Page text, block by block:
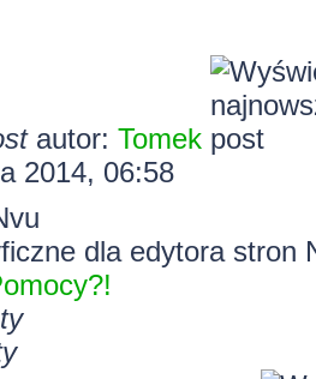
autor: Tomek
2014, 06:58
dla edytora stron